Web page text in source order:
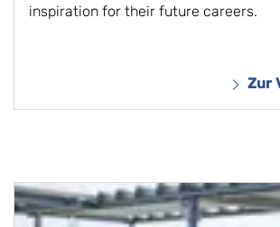
inspiration for their future careers.
Zur